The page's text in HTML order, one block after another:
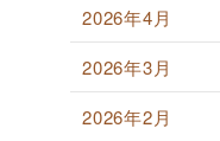
2026年4月
2026年3月
2026年2月